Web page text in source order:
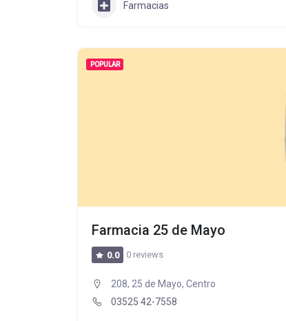
Farmacias
POPULAR
Farmacia 25 de Mayo
0.0 0 reviews
208, 25 de Mayo, Centro
03525 42-7558